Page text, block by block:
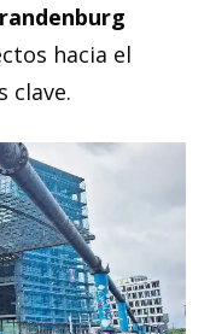
hacia el
clave.